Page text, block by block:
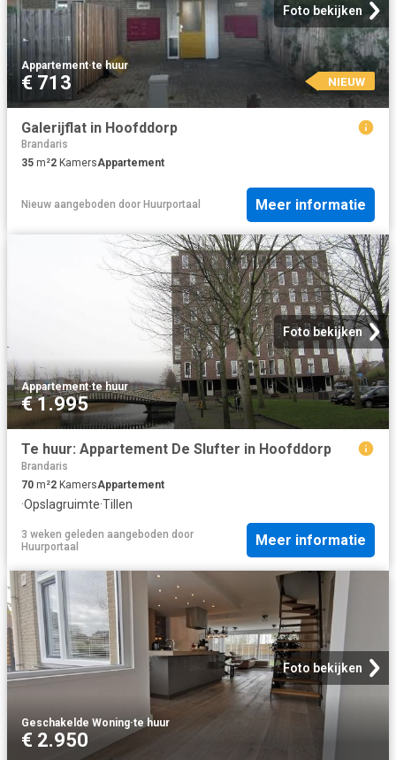
Foto bekijken
Appartement·te huur
€ 713 NIEUW
Galerijflat in Hoofddorp
Brandaris
35 m²2 KamersAppartement
Nieuw aangeboden door Huurportaal Meer informatie
Foto bekijken
Appartement·te huur
€ 1.995
Te huur: Appartement De Slufter in Hoofddorp
Brandaris
70 m²2 KamersAppartement
·Opslagruimte·Tillen
3 weken geleden aangeboden door
Huurportaal
Meer informatie
Foto bekijken
Geschakelde Woning·te huur
€ 2.950